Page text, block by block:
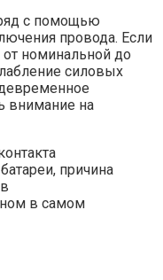
с помощью
провода. Если
номинальной до
силовых
внимание на
причина
в самом